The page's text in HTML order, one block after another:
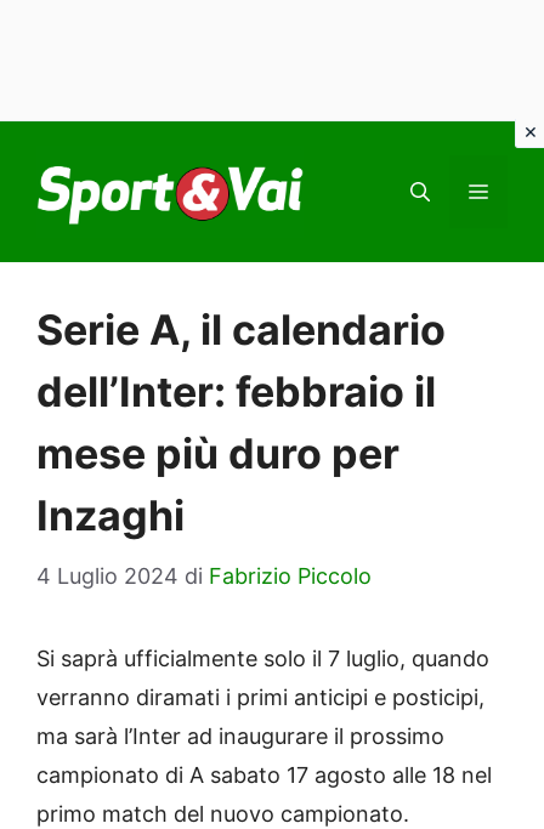
contenuto
Serie A, il calendario
dell’Inter: febbraio il
mese più duro per
Inzaghi
4 Luglio 2024 di Fabrizio Piccolo
Si saprà ufficialmente solo il 7 luglio, quando
verranno diramati i primi anticipi e posticipi,
ma sarà l’Inter ad inaugurare il prossimo
campionato di A sabato 17 agosto alle 18 nel
primo match del nuovo campionato.